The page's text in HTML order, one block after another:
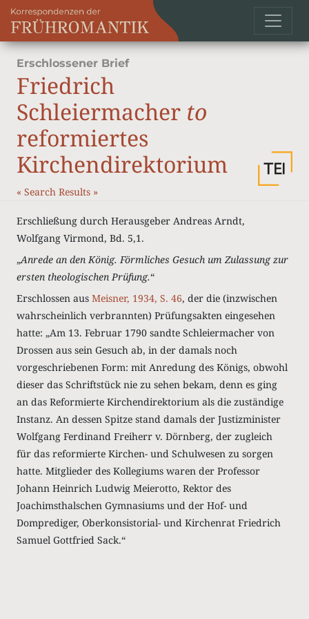
Erschlossener Brief
Friedrich
Schleiermacher to
reformiertes
Kirchendirektorium
« Search Results »
Erschließung durch Herausgeber Andreas Arndt,
Wolfgang Virmond, Bd. 5,1.
„Anrede an den König. Förmliches Gesuch um Zulassung zur
ersten theologischen Prüfung.“
Erschlossen aus Meisner, 1934, S. 46, der die (inzwischen
wahrscheinlich verbrannten) Prüfungsakten eingesehen
hatte: „Am 13. Februar 1790 sandte Schleiermacher von
Drossen aus sein Gesuch ab, in der damals noch
vorgeschriebenen Form: mit Anredung des Königs, obwohl
dieser das Schriftstück nie zu sehen bekam, denn es ging
an das Reformierte Kirchendirektorium als die zuständige
Instanz. An dessen Spitze stand damals der Justizminister
Wolfgang Ferdinand Freiherr v. Dörnberg, der zugleich
für das reformierte Kirchen- und Schulwesen zu sorgen
hatte. Mitglieder des Kollegiums waren der Professor
Johann Heinrich Ludwig Meierotto, Rektor des
Joachimsthalschen Gymnasiums und der Hof- und
Domprediger, Oberkonsistorial- und Kirchenrat Friedrich
Samuel Gottfried Sack.“